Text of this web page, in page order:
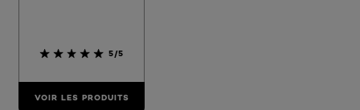
5/5
VOIR LES PRODUITS